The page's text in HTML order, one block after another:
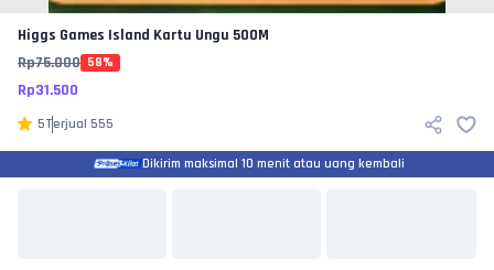
Higgs Games Island Kartu Ungu 500M
Rp75.000 58%
Rp31.500
5Terjual 555
Dikirim maksimal 10 menit atau uang kembali